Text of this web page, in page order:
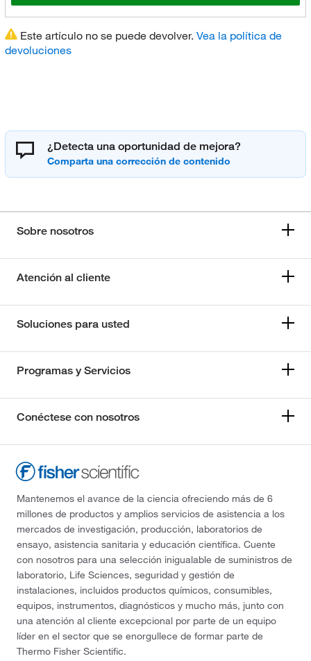
Este artículo no se puede devolver. Vea la política de
devoluciones
¿Detecta una oportunidad de mejora?
Sobre nosotros
Atención al cliente
Soluciones para usted
Programas y Servicios
Conéctese con nosotros
Mantenemos el avance de la ciencia ofreciendo más de 6
millones de productos y amplios servicios de asistencia a los
mercados de investigación, producción, laboratorios de
ensayo, asistencia sanitaria y educación científica. Cuente
con nosotros para una selección inigualable de suministros de
laboratorio, Life Sciences, seguridad y gestión de
instalaciones, incluidos productos químicos, consumibles,
equipos, instrumentos, diagnósticos y mucho más, junto con
una atención al cliente excepcional por parte de un equipo
líder en el sector que se enorgullece de formar parte de
Thermo Fisher Scientific.